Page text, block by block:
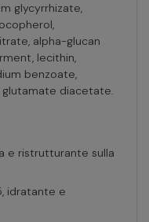
glycyrrhizate,
alpha-glucan
lecithin,
benzoate,
diacetate.
e ristrutturante sulla
idratante e